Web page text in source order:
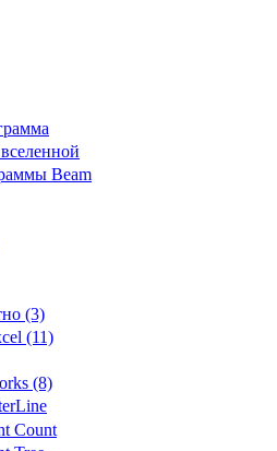
Beam
(3)
(11)
(8)
Count